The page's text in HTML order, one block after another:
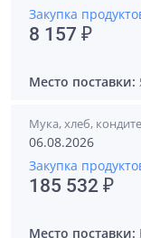
Закупка
8 157 ₽
Место поставки:
Мука, хлеб,
06.08.2026
Закупка
185 532 ₽
Место поставки: